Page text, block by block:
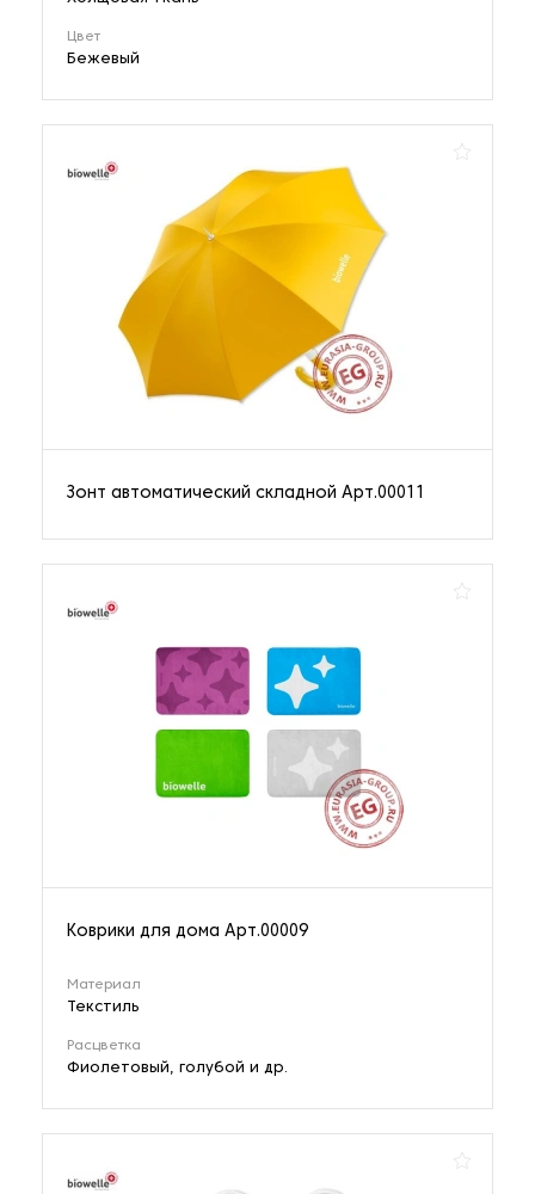
Цвет
Бежевый
Зонт автоматический складной Арт.00011
Коврики для дома Арт.00009
Материал
Текстиль
Расцветка
Фиолетовый, голубой и др.